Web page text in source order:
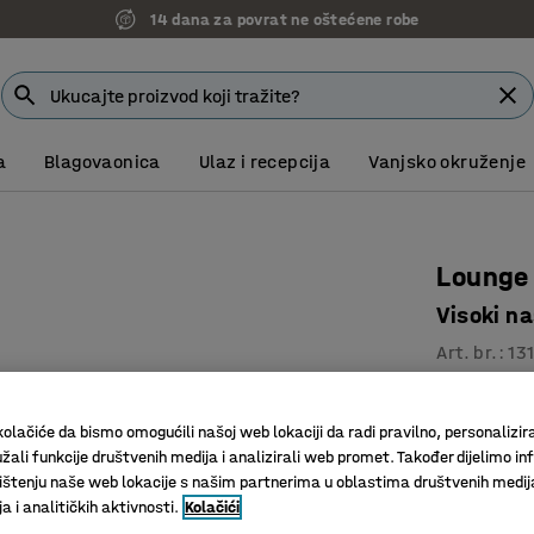
14 dana za povrat ne oštećene robe
Blagovaonica Ulaz i recepcija Vanjsko okruženje
Visoki
Art. br. :
U
da bismo omogućili našoj web lokaciji da radi pravilno,
funkcije društvenih medija i analizirali web promet. Također dijelimo
naše web lokacije s našim partnerima u oblastima društvenih
i analitičkih aktivnosti. Kolačići